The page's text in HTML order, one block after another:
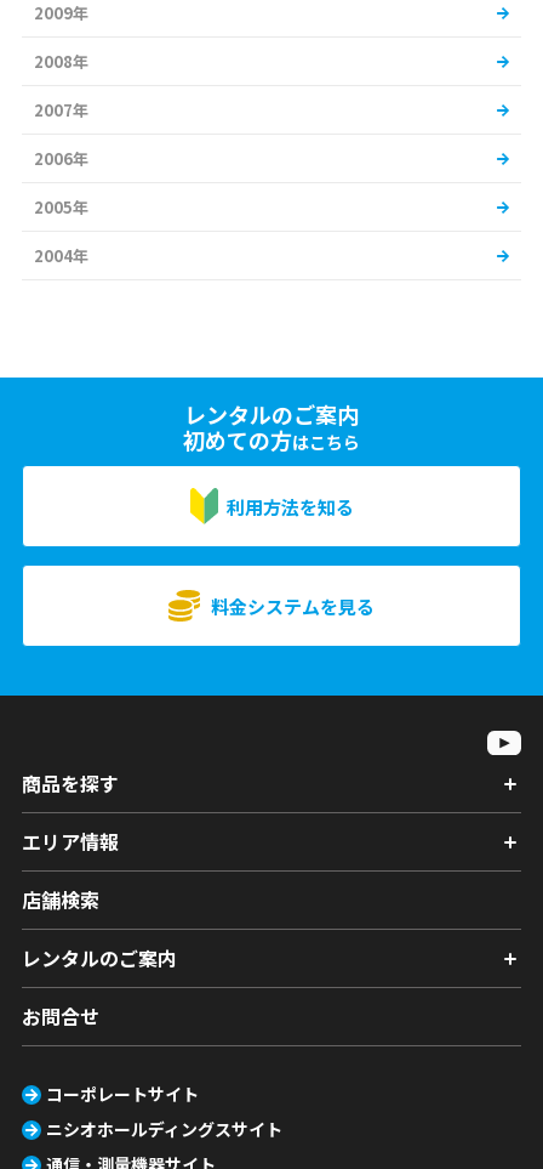
2009年
2008年
2007年
2006年
2005年
2004年
レンタルのご案内
初めての方はこちら
利用方法を知る
料金システムを見る
商品を探す
エリア情報
店舗検索
レンタルのご案内
お問合せ
コーポレートサイト
ニシオホールディングスサイト
通信・測量機器サイト